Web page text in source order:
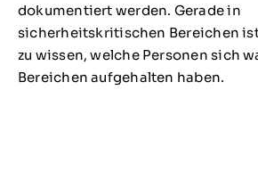
dokumentiert werden. Gerade in
sicherheitskritischen Bereichen
zu wissen, welche Personen sich
Bereichen aufgehalten haben.